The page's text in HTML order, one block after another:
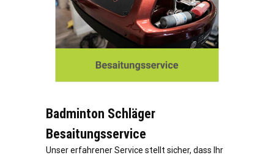
Badminton Schläger
Besaitungsservice
Unser erfahrener Service stellt sicher, dass Ihr